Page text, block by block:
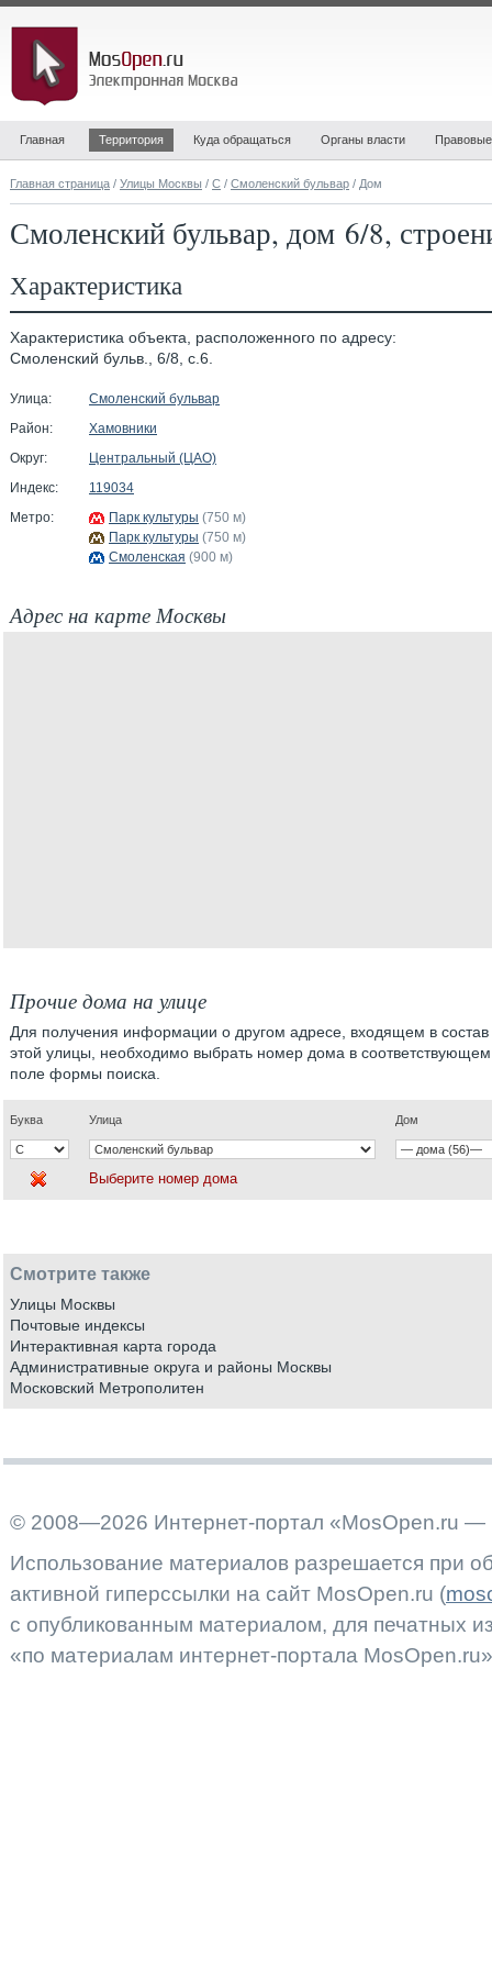
Главная Территория Куда обращаться Органы власти
Главная страница / Улицы Москвы / С / Смоленский бульвар / Дом
Смоленский бульвар, дом 6/8,
Характеристика
Характеристика объекта, расположенного по адресу:
Смоленский бульв., 6/8, с.6.
Улица:
Смоленский бульвар
Район:
Хамовники
Округ:
Центральный (ЦАО)
Индекс:
119034
Метро:
Парк культуры (750 м)
Парк культуры (750 м)
Смоленская (900 м)
Адрес на карте Москвы
Прочие дома на улице
Для получения информации о другом адресе, входящем в состав
этой улицы, необходимо выбрать номер дома в соответствующем
поле формы поиска.
Буква Улица Дом
Выберите номер дома
Смотрите также
Улицы Москвы
Почтовые индексы
Интерактивная карта города
Административные округа и районы Москвы
Московский Метрополитен
© 2008—2026 Интернет-портал «MosOpen.ru —
Использование материалов разрешается при
активной гиперссылки на сайт MosOpen.ru (
с опубликованным материалом, для печатных
«по материалам интернет-портала